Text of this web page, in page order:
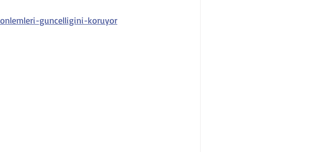
guncelligini-koruyor